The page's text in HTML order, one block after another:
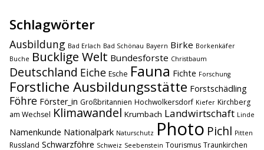
Schlagwörter
Ausbildung Bad Erlach Bad Schönau Bayern Birke Borkenkäfer
Buche Bucklige Welt Bundesforste Christbaum
Deutschland Eiche Esche Fauna Fichte Forschung
Forstliche Ausbildungsstätte Forstschädling
Föhre Förster_in Großbritannien Hochwolkersdorf Kiefer Kirchberg
am Wechsel Klimawandel Krumbach Landwirtschaft Linde
Namenkunde Nationalpark Naturschutz Photo Pichl Pitten
Russland Schwarzföhre Schweiz Seebenstein Tourismus Traunkirchen